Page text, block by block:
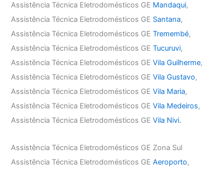
Assistência Técnica Eletrodomésticos GE Mandaqui,
Assistência Técnica Eletrodomésticos GE Santana,
Assistência Técnica Eletrodomésticos GETremembé,
Assistência Técnica Eletrodomésticos GETucuruvi,
Assistência Técnica Eletrodomésticos GEVila Guilherme,
Assistência Técnica Eletrodomésticos GEVila Gustavo,
Assistência Técnica Eletrodomésticos GEVila Maria,
Assistência Técnica Eletrodomésticos GEVila Medeiros,
Assistência Técnica Eletrodomésticos GEVila Nivi.
Assistência Técnica Eletrodomésticos GE Zona Sul
Assistência Técnica Eletrodomésticos GEAeroporto,